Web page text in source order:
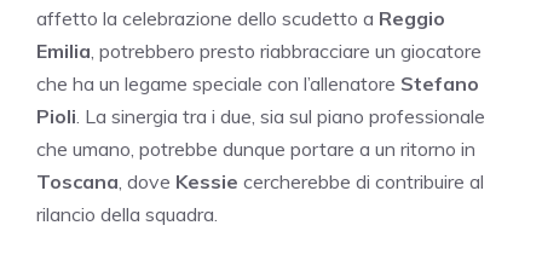
affetto la celebrazione dello scudetto a Reggio
Emilia, potrebbero presto riabbracciare un giocatore
che ha un legame speciale con l’allenatore Stefano
Pioli. La sinergia tra i due, sia sul piano professionale
che umano, potrebbe dunque portare a un ritorno in
Toscana, dove Kessie cercherebbe di contribuire al
rilancio della squadra.